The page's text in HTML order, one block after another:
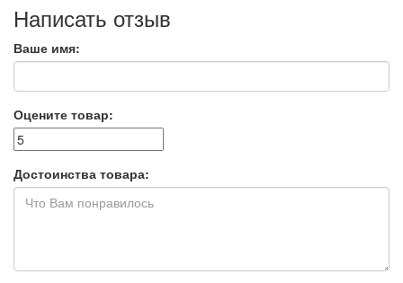
Написать отзыв
Ваше имя:
Оцените товар:
Достоинства товара: